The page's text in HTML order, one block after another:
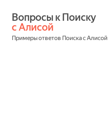
с Алисой
Примеры ответов Поиска с Алисой